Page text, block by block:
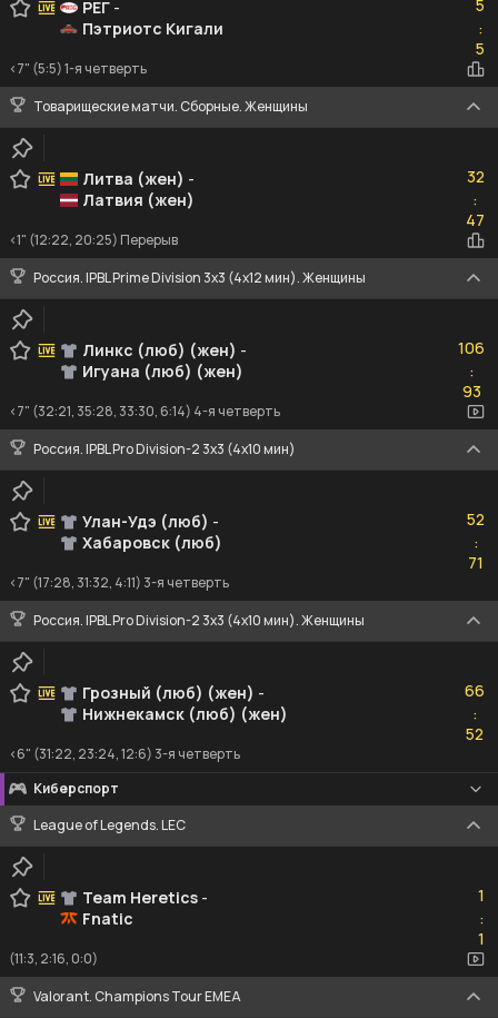
РЕГ -
Пэтриотс Кигали
5
:5
5
<7" (5:5) 1-я четверть
Товарищеские матчи. Сборные. Женщины
Литва (жен) -
Латвия (жен)
32
:47
47
<1" (12:22, 20:25) Перерыв
Россия. IPBL Prime Division 3x3 (4x12 мин). Женщины
Линкс (люб) (жен) -
Игуана (люб) (жен)
106
:93
93
<7" (32:21, 35:28, 33:30, 6:14) 4-я четверть
Россия. IPBL Pro Division-2 3x3 (4x10 мин)
Улан-Удэ (люб) -
Хабаровск (люб)
52
:71
71
<7" (17:28, 31:32, 4:11) 3-я четверть
Россия. IPBL Pro Division-2 3x3 (4x10 мин). Женщины
Грозный (люб) (жен) -
Нижнекамск (люб) (жен)
66
:52
52
<6" (31:22, 23:24, 12:6) 3-я четверть
Киберспорт
League of Legends. LEC
Team Heretics -
Fnatic
1
:1
1
(11:3, 2:16, 0:0)
Valorant. Champions Tour EMEA